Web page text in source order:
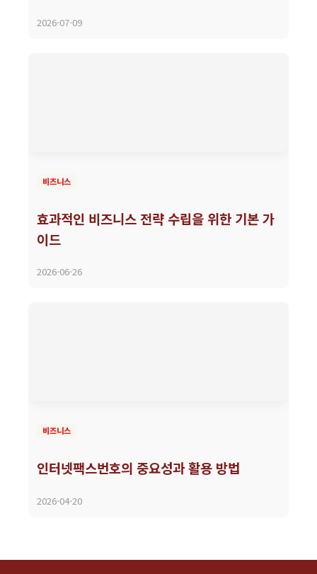
2026-07-09
비즈니스
효과적인 비즈니스 전략 수립을 위한 기본 가
이드
2026-06-26
비즈니스
인터넷팩스번호의 중요성과 활용 방법
2026-04-20